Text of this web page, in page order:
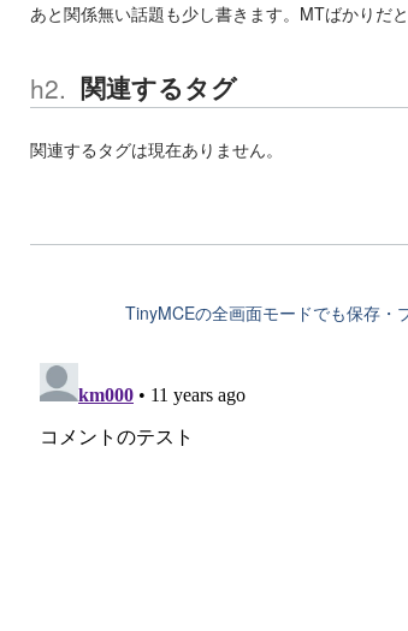
あと関係無い話題も少し書きます。MTばかりだと
関連するタグ
関連するタグは現在ありません。
TinyMCEの全画面モードでも保存・